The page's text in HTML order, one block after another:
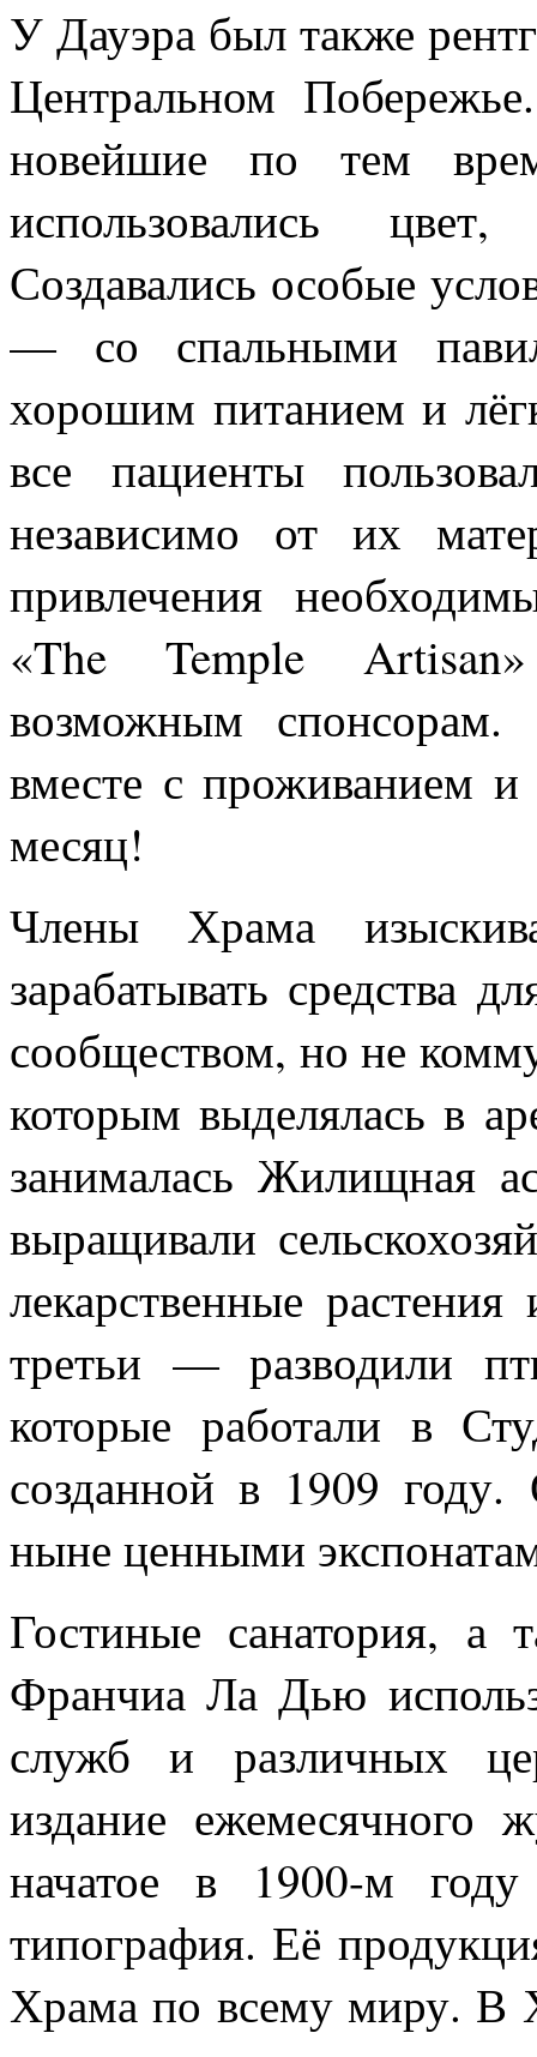
У Дауэра был также
Центральном
новейшие по тем
использовались
Создавались особые
— со спальными
хорошим питанием и
все пациенты
независимо от их
привлечения
«The Temple
возможным
вместе с проживанием
месяц!
Члены Храма
зарабатывать средства
сообществом, но не
которым выделялась в
занималась Жилищная
выращивали
лекарственные
третьи — разводили
которые работали в
созданной в 1909 году.
ныне ценными
Гостиные санатория, а
Франчиа Ла Дью
служб и различных
издание ежемесячного
начатое в 1900-м
типография. Её
Храма по всему миру. В